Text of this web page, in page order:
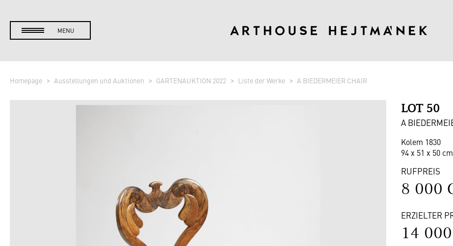
MENU
Homepage Ausstellungen und Auktionen GARTENAUKTION 2022 Liste der Werke A BIEDERMEIER CHAIR
LOT 50
A
Kolem 1830
94 x 51 x 50
RUFPREIS
8 000
ERZIELTER
14